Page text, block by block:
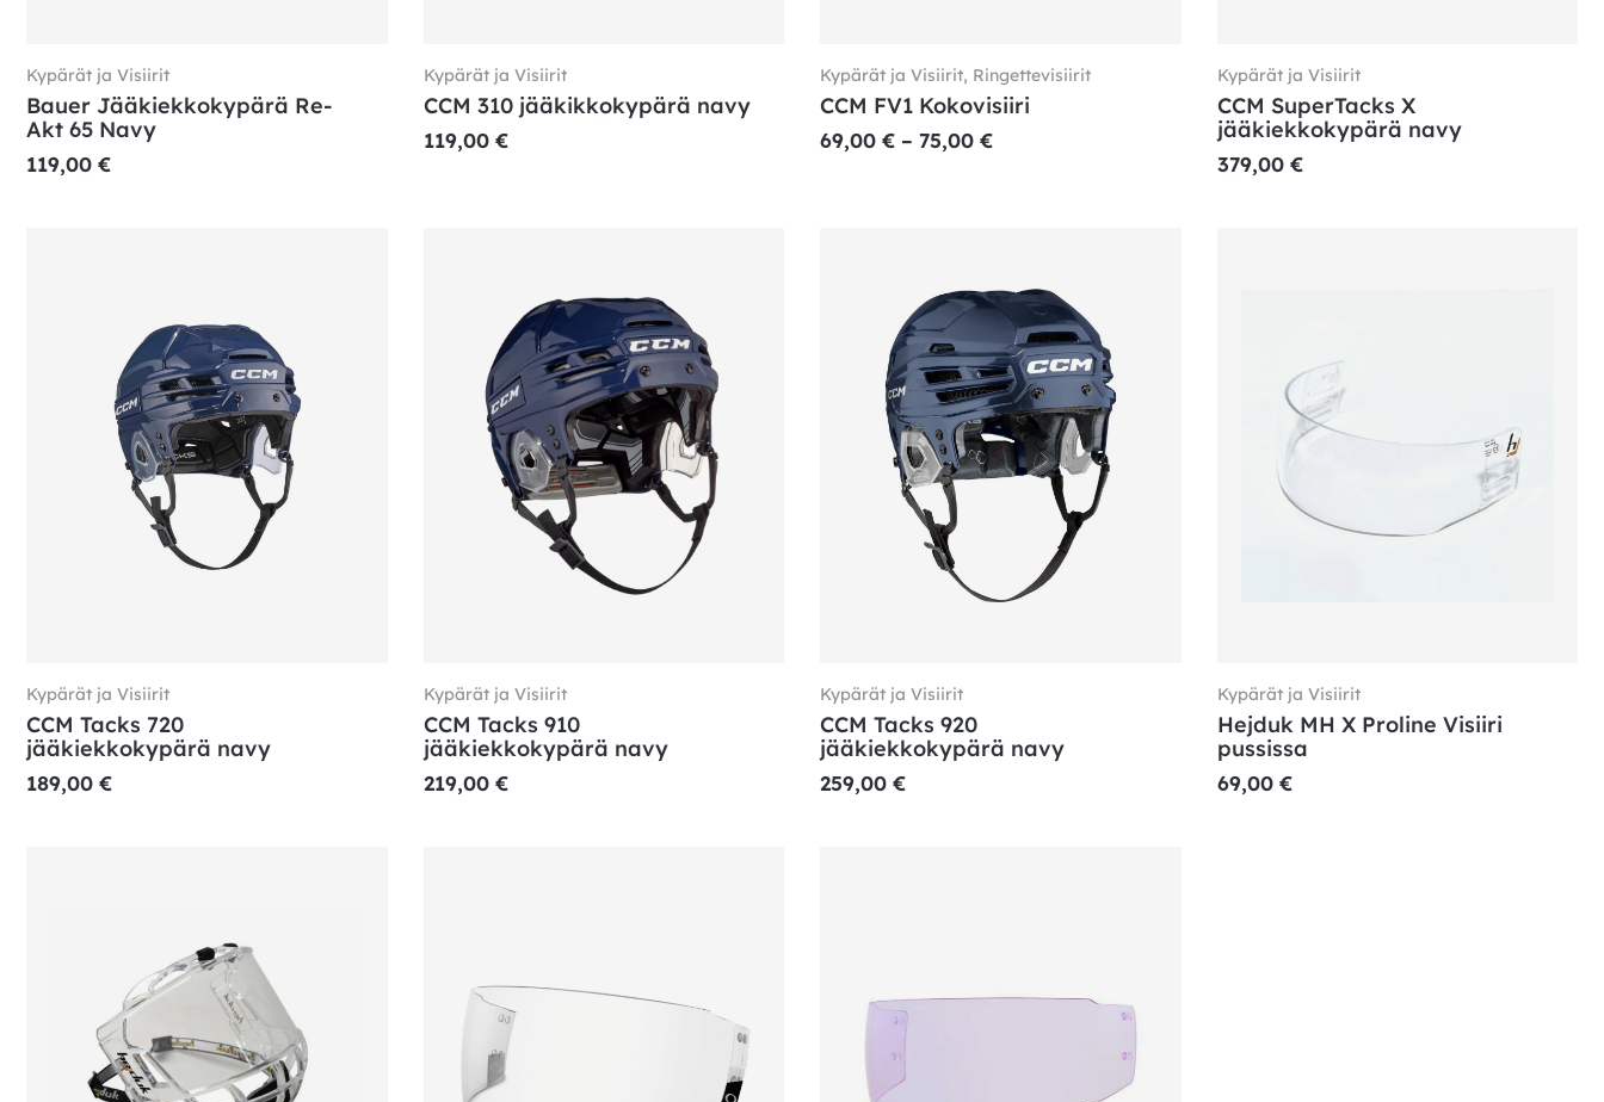
Kypärät ja Visiirit
Bauer Jääkiekkokypärä Re-
Akt 65 Navy
119,00 €
Kypärät ja Visiirit
CCM 310 jääkikkokypärä navy
119,00 €
Kypärät ja Visiirit, Ringettevisiirit
CCM FV1 Kokovisiiri
69,00 € – 75,00 €
Kypärät ja Visiirit
CCM SuperTacks X
jääkiekkokypärä navy
379,00 €
Kypärät ja Visiirit
CCM Tacks 720
jääkiekkokypärä navy
189,00 €
Kypärät ja Visiirit
CCM Tacks 910
jääkiekkokypärä navy
219,00 €
Kypärät ja Visiirit
CCM Tacks 920
jääkiekkokypärä navy
259,00 €
Kypärät ja Visiirit
Hejduk MH X Proline Visiiri
pussissa
69,00 €